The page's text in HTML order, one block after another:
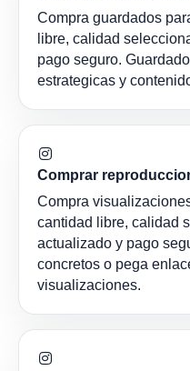
Compra guardados
libre, calidad
pago seguro.
estrategicas y
Comprar
Compra
cantidad libre, calidad
actualizado y pago
concretos o pega
visualizaciones.